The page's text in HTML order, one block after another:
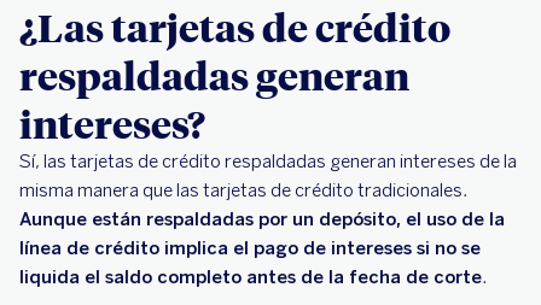
¿Las tarjetas de crédito
respaldadas generan
intereses?
Sí, las tarjetas de crédito respaldadas generan intereses de la
misma manera que las tarjetas de crédito tradicionales.
Aunque están respaldadas por un depósito, el uso de la
línea de crédito implica el pago de intereses si no se
liquida el saldo completo antes de la fecha de corte.